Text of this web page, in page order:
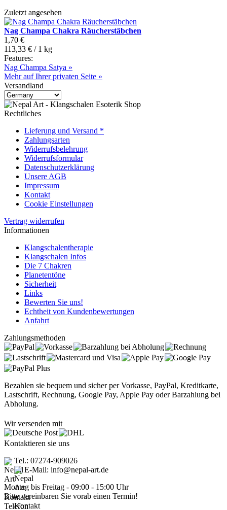
Zuletzt angesehen
Nag Champa Chakra Räucherstäbchen
1,70 €
113,33 € / 1 kg
Features:
Nag Champa Satya »
Mehr auf Ihrer privaten Seite »
Versandland
Rechtliches
Lieferung und Versand *
Zahlungsarten
Widerrufsbelehrung
Widerrufsformular
Datenschutzerklärung
Unsere AGB
Impressum
Kontakt
Cookie Einstellungen
Vertrag widerrufen
Informationen
Klangschalentherapie
Klangschalen Infos
Die 7 Chakren
Planetentöne
Sicherheit
Links
Bewerten Sie uns!
Echtheit von Kundenbewertungen
Anfahrt
Zahlungsmethoden
Bezahlen sie bequem und sicher per Vorkasse, PayPal, Kreditkarte,
Lastschrift, Rechnung, Google Pay, Apple Pay oder Barzahlung bei
Abholung.
Wir versenden mit
Kontaktieren sie uns
Tel.: 07274-909026
E-Mail: info@nepal-art.de
Montag bis Freitag - 09:00 - 15:00 Uhr
Bitte vereinbaren Sie vorab einen Termin!